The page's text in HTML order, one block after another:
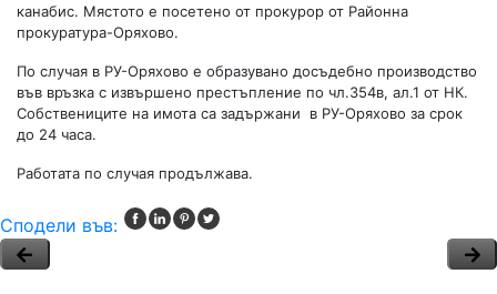
канабис. Мястото е посетено от прокурор от Районна
прокуратура-Оряхово.
По случая в РУ-Оряхово е образувано досъдебно производство
във връзка с извършено престъпление по чл.354в, ал.1 от НК.
Собствениците на имота са задържани в РУ-Оряхово за срок
до 24 часа.
Работата по случая продължава.
Сподели във: